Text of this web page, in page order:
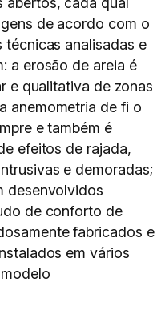
de acordo com o
técnicas analisadas e
a erosão de areia é
e qualitativa de zonas
anemometria de fi o
e também é
efeitos de rajada,
e demoradas;
desenvolvidos
de conforto de
fabricados e
em vários